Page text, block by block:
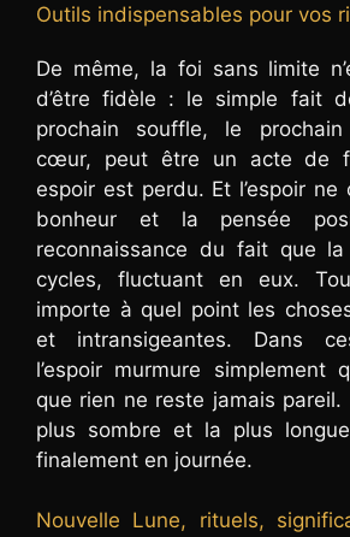
Outils indispensables pour vos
De même, la foi sans limite
d’être fidèle : le simple fait
prochain souffle, le
cœur, peut être un acte de
espoir est perdu. Et l’espoir ne
bonheur et la pensée
reconnaissance du fait que
cycles, fluctuant en eux.
importe à quel point les
et intransigeantes. Dans
l’espoir murmure simplement
que rien ne reste jamais
plus sombre et la plus
finalement en journée.
Nouvelle Lune, rituels,